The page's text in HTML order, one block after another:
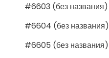
#6603 (без названия)
#6604 (без названия)
#6605 (без названия)